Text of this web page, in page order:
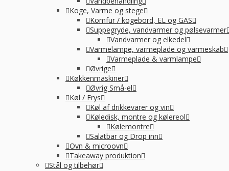
Koge, Varme og stege
Komfur / kogebord, EL og GAS
Suppegryde, vandvarmer og pølsevarmer
Vandvarmer og elkedel
Varmelampe, varmeplade og varmeskab
Varmeplade & varmlampe
Øvrige
Køkkenmaskiner
Øvrig Små-el
Køl / Frys
Køl af drikkevarer og vin
Køledisk, montre og kølereol
Kølemontre
Salatbar og Drop inn
Ovn & microovn
Takeaway produktion
Stål og tilbehør